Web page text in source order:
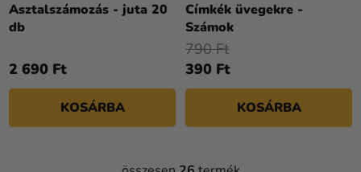
Asztalszámozás - juta 20
db
2 690 Ft
KOSÁRBA
Címkék üvegekre -
Számok
390 Ft
790 Ft
KOSÁRBA